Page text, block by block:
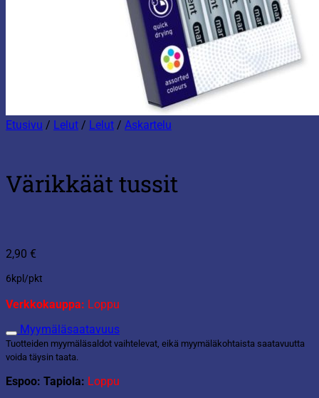
Etusivu / Lelut / Lelut / Askartelu
Värikkäät tussit
2,90 €
6kpl/pkt
Verkkokauppa: Loppu
Myymäläsaatavuus
Tuotteiden myymäläsaldot vaihtelevat, eikä myymäläkohtaista saatavuutta
voida täysin taata.
Espoo: Tapiola: Loppu